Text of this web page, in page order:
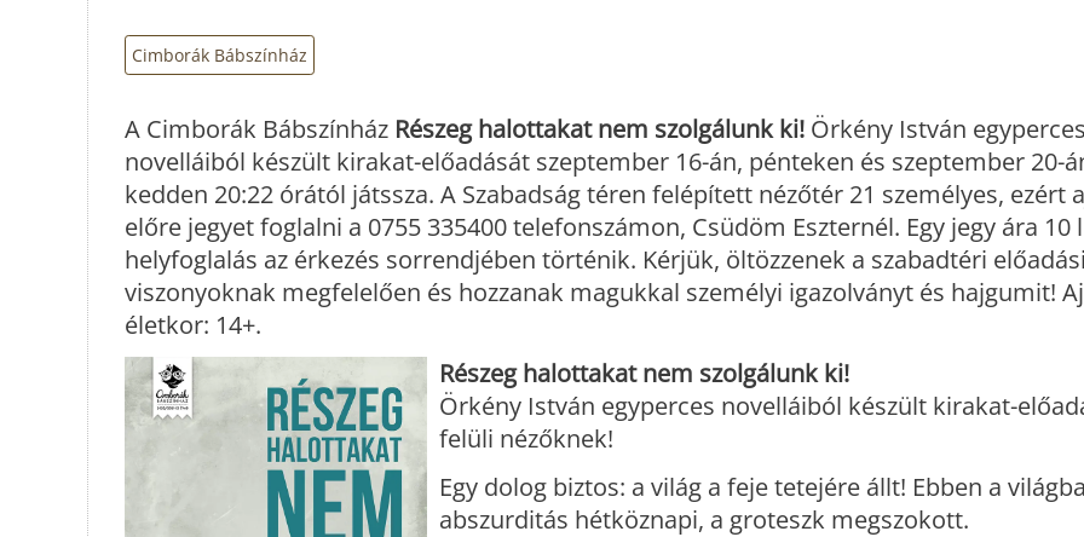
Cimborák Bábszínház
A Cimborák Bábszínház Részeg halottakat nem szolgálunk ki! Örkény István
novelláiból készült kirakat-előadását szeptember 16-án, pénteken és szeptember 20-
kedden 20:22 órától játssza. A Szabadság téren felépített nézőtér 21 személyes, ezért
előre jegyet foglalni a 0755 335400 telefonszámon, Csüdöm Eszternél. Egy jegy ára 10
helyfoglalás az érkezés sorrendjében történik. Kérjük, öltözzenek a szabadtéri
viszonyoknak megfelelően és hozzanak magukkal személyi igazolványt és hajgumit!
életkor: 14+.
Részeg halottakat nem szolgálunk ki!
Örkény István egyperces novelláiból készült kirakat-
felüli nézőknek!
Egy dolog biztos: a világ a feje tetejére állt! Ebben a
abszurditás hétköznapi, a groteszk megszokott.